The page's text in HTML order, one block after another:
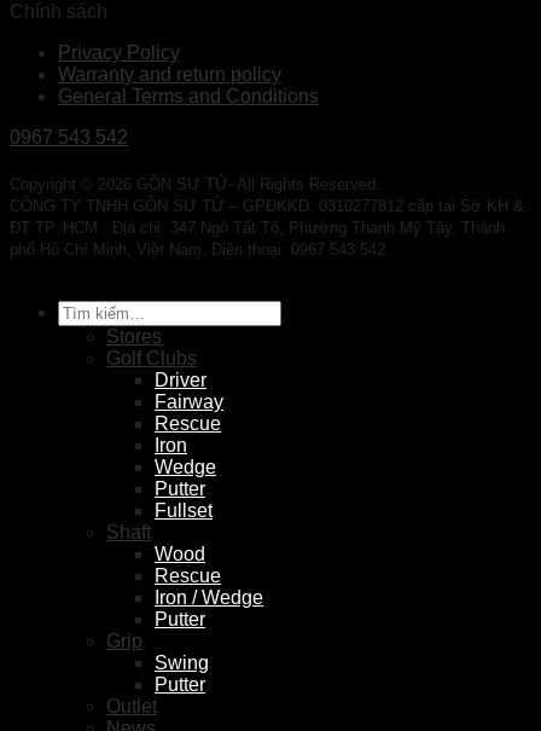
Chính sách
Privacy Policy
Warranty and return policy
General Terms and Conditions
0967 543 542
Copyright © 2026 GÔN SƯ TỬ- All Rights Reserved.
CÔNG TY TNHH GÔN SƯ TỬ – GPĐKKD: 0310277812 cấp tại Sở KH &
ĐT TP. HCM . Địa chỉ: 347 Ngô Tất Tố, Phường Thạnh Mỹ Tây, Thành
phố Hồ Chí Minh, Việt Nam. Điện thoại: 0967 543 542 .
Tìm
kiếm: Stores
Golf Clubs
Driver
Fairway
Rescue
Iron
Wedge
Putter
Fullset
Shaft
Wood
Rescue
Iron / Wedge
Putter
Grip
Swing
Putter
Outlet